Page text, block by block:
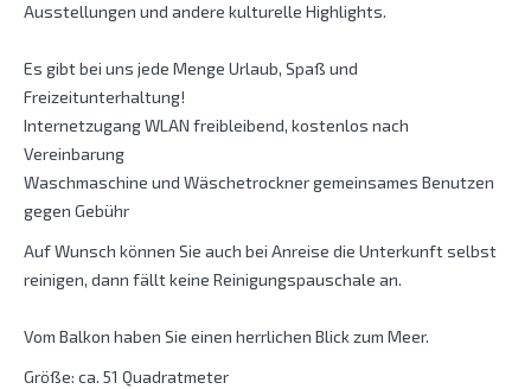
Ausstellungen und andere kulturelle Highlights.
Es gibt bei uns jede Menge Urlaub, Spaß und
Freizeitunterhaltung!
Internetzugang WLAN freibleibend, kostenlos nach
Vereinbarung
Waschmaschine und Wäschetrockner gemeinsames Benutzen
gegen Gebühr
Auf Wunsch können Sie auch bei Anreise die Unterkunft selbst
reinigen, dann fällt keine Reinigungspauschale an.
Vom Balkon haben Sie einen herrlichen Blick zum Meer.
Größe: ca. 51 Quadratmeter